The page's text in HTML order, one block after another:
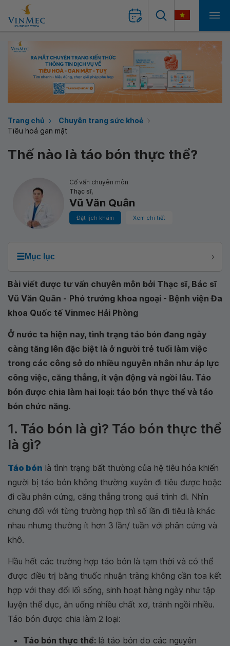
Trang chủ
Chuyên trang sức khoẻ
Tiêu hoá gan mật
Thế nào là táo bón thực thể?
Cố vấn chuyên môn
Thạc sĩ,
Vũ Văn Quân
Đặt lịch khám Xem chi tiết
☰Mục lục
Bài viết được tư vấn chuyên môn bởi Thạc sĩ, Bác sĩ
Vũ Văn Quân - Phó trưởng khoa ngoại - Bệnh viện Đa
khoa Quốc tế Vinmec Hải Phòng
Ở nước ta hiện nay, tình trạng táo bón đang ngày
càng tăng lên đặc biệt là ở người trẻ tuổi làm việc
trong các công sở do nhiều nguyên nhân như áp lực
công việc, căng thẳng, ít vận động và ngồi lâu. Táo
bón được chia làm hai loại: táo bón thực thể và táo
bón chức năng.
1. Táo bón là gì? Táo bón thực thể
là gì?
Táo bón là tình trạng bất thường của hệ tiêu hóa khiến
người bị táo bón không thường xuyên đi tiêu được hoặc
đi cầu phân cứng, căng thẳng trong quá trình đi. Nhìn
chung đối với từng trường hợp thì số lần đi tiêu là khác
nhau nhưng thường ít hơn 3 lần/ tuần với phân cứng và
khô.
Hầu hết các trường hợp táo bón là tạm thời và có thể
được điều trị bằng thuốc nhuận tràng không cần toa kết
hợp với thay đổi lối sống, sinh hoạt hàng ngày như tập
luyện thể dục, ăn uống nhiều chất xơ, tránh ngồi nhiều.
Táo bón được chia làm 2 loại:
Táo bón thực thể: là táo bón do các nguyên